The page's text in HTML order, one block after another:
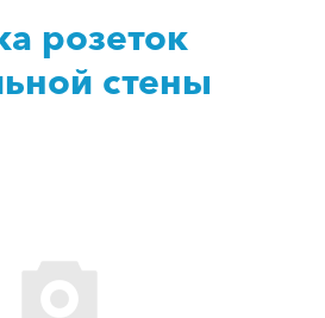
розеток
стены